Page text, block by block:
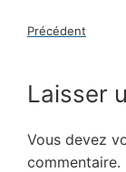
Précédent
Laisser
Vous devez
commentaire.